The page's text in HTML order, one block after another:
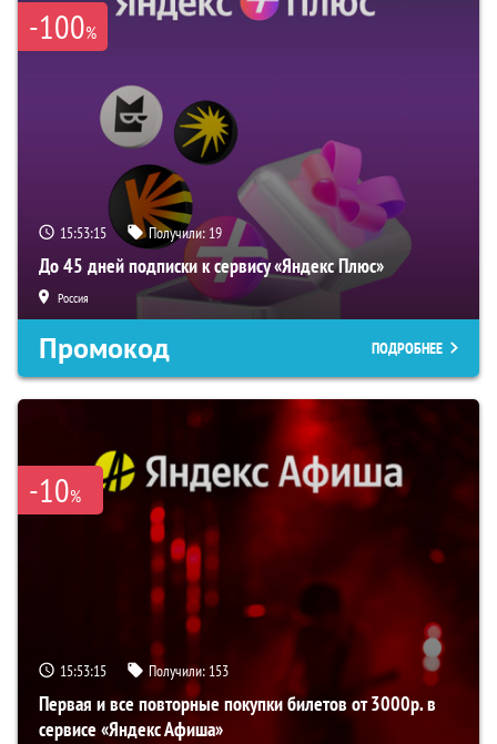
-100%
15:53:15 Получили: 19
До 45 дней подписки к сервису «Яндекс Плюс»
Россия
Промокод ПОДРОБНЕЕ
-10%
15:53:15 Получили: 153
Первая и все повторные покупки билетов от 3000р. в
сервисе «Яндекс Афиша»